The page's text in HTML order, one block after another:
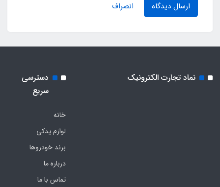
ارسال دیدگاه انصراف
نماد تجارت الکترونیک
دسترسی
سریع
خانه
لوازم یدکی
برند خودروها
درباره ما
تماس با ما